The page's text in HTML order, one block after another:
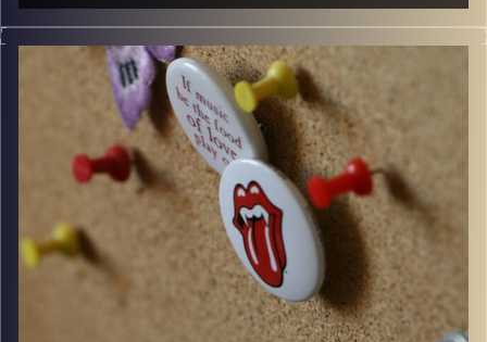
קלאסיקות רוק עם אורן הוף.
włodi